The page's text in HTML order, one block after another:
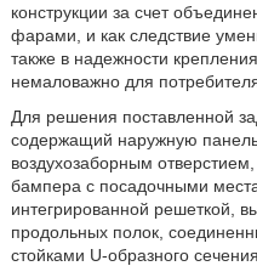
конструкции за счет
фарами, и как следствие
также в надежности
немаловажно для
Для решения поставленной
содержащий наружную
воздухозаборным
бампера с посадочными
интегрированной решеткой,
продольных полок,
стойками U-образного